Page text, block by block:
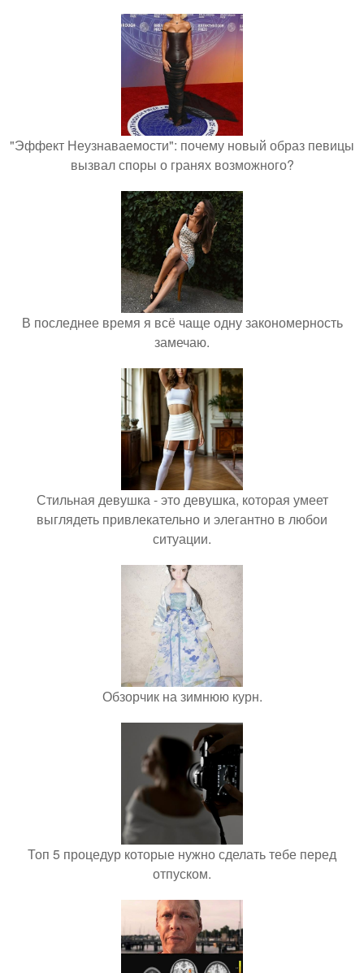
"Эффект Неузнаваемости": почему новый образ певицы
вызвал споры о гранях возможного?
В последнее время я всё чаще одну закономерность
замечаю.
Стильная девушка - это девушка, которая умеет
выглядеть привлекательно и элегантно в любои
ситуации.
Обзорчик на зимнюю курн.
Топ 5 процедур которые нужно сделать тебе перед
отпуском.